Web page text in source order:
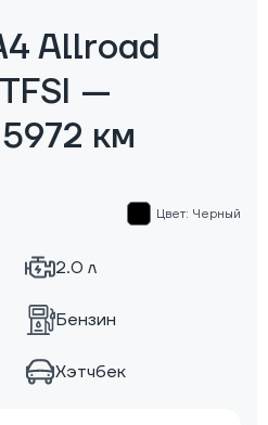
Allroad
—
км
Цвет: Черный
2.0 л
Бензин
Хэтчбек